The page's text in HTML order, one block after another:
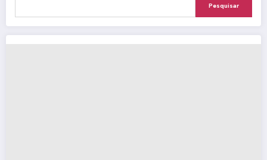
Pesquisar